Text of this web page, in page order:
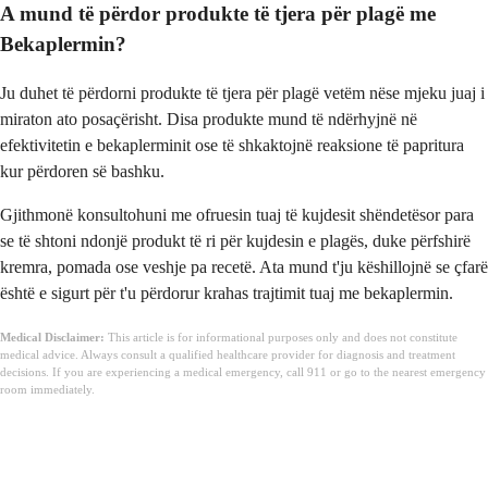
A mund të përdor produkte të tjera për plagë me
Bekaplermin?
Ju duhet të përdorni produkte të tjera për plagë vetëm nëse mjeku juaj i
miraton ato posaçërisht. Disa produkte mund të ndërhyjnë në
efektivitetin e bekaplerminit ose të shkaktojnë reaksione të papritura
kur përdoren së bashku.
Gjithmonë konsultohuni me ofruesin tuaj të kujdesit shëndetësor para
se të shtoni ndonjë produkt të ri për kujdesin e plagës, duke përfshirë
kremra, pomada ose veshje pa recetë. Ata mund t'ju këshillojnë se çfarë
është e sigurt për t'u përdorur krahas trajtimit tuaj me bekaplermin.
Medical Disclaimer: This article is for informational purposes only and does not constitute
medical advice. Always consult a qualified healthcare provider for diagnosis and treatment
decisions. If you are experiencing a medical emergency, call 911 or go to the nearest emergency
room immediately.